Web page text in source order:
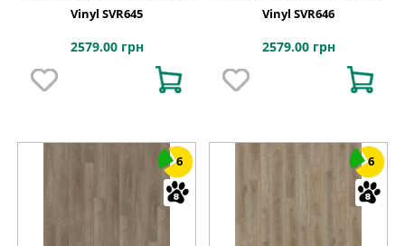
Vinyl SVR645
2579.00 грн
Vinyl SVR646
2579.00 грн
6 6